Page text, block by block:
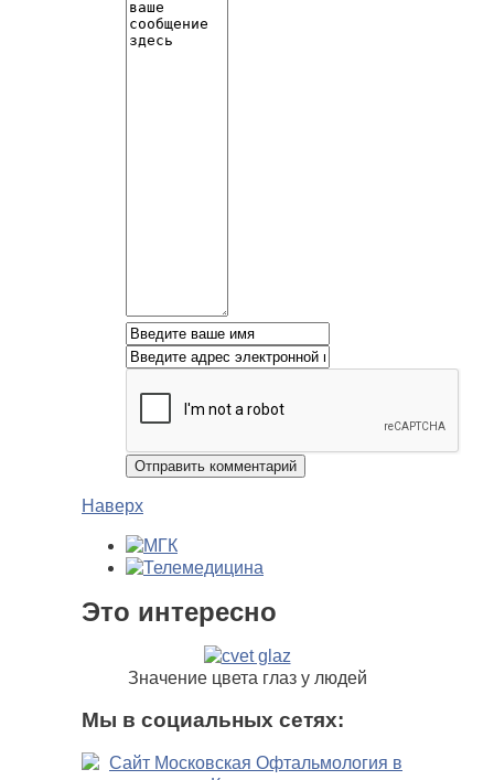
Наверх
Это интересно
Значение цвета глаз у людей
Мы в социальных сетях: